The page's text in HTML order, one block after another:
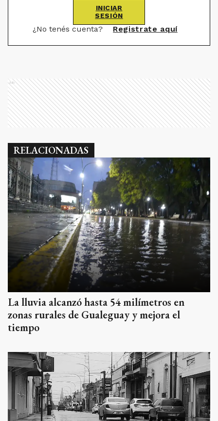
INICIAR
SESIÓN
¿No tenés cuenta? Registrate aquí
Ads
RELACIONADAS
La lluvia alcanzó hasta 54 milímetros en
zonas rurales de Gualeguay y mejora el
tiempo